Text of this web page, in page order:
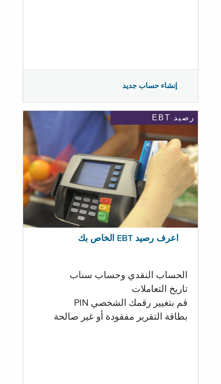
إنشاء حساب جديد
رصيد EBT
اعرف رصيد EBT الخاص بك
الحساب النقدي وحساب سناب
تاريخ التعاملات
قم بتغيير رقمك الشخصي PIN
بطاقة التقرير مفقودة أو غير صالحة